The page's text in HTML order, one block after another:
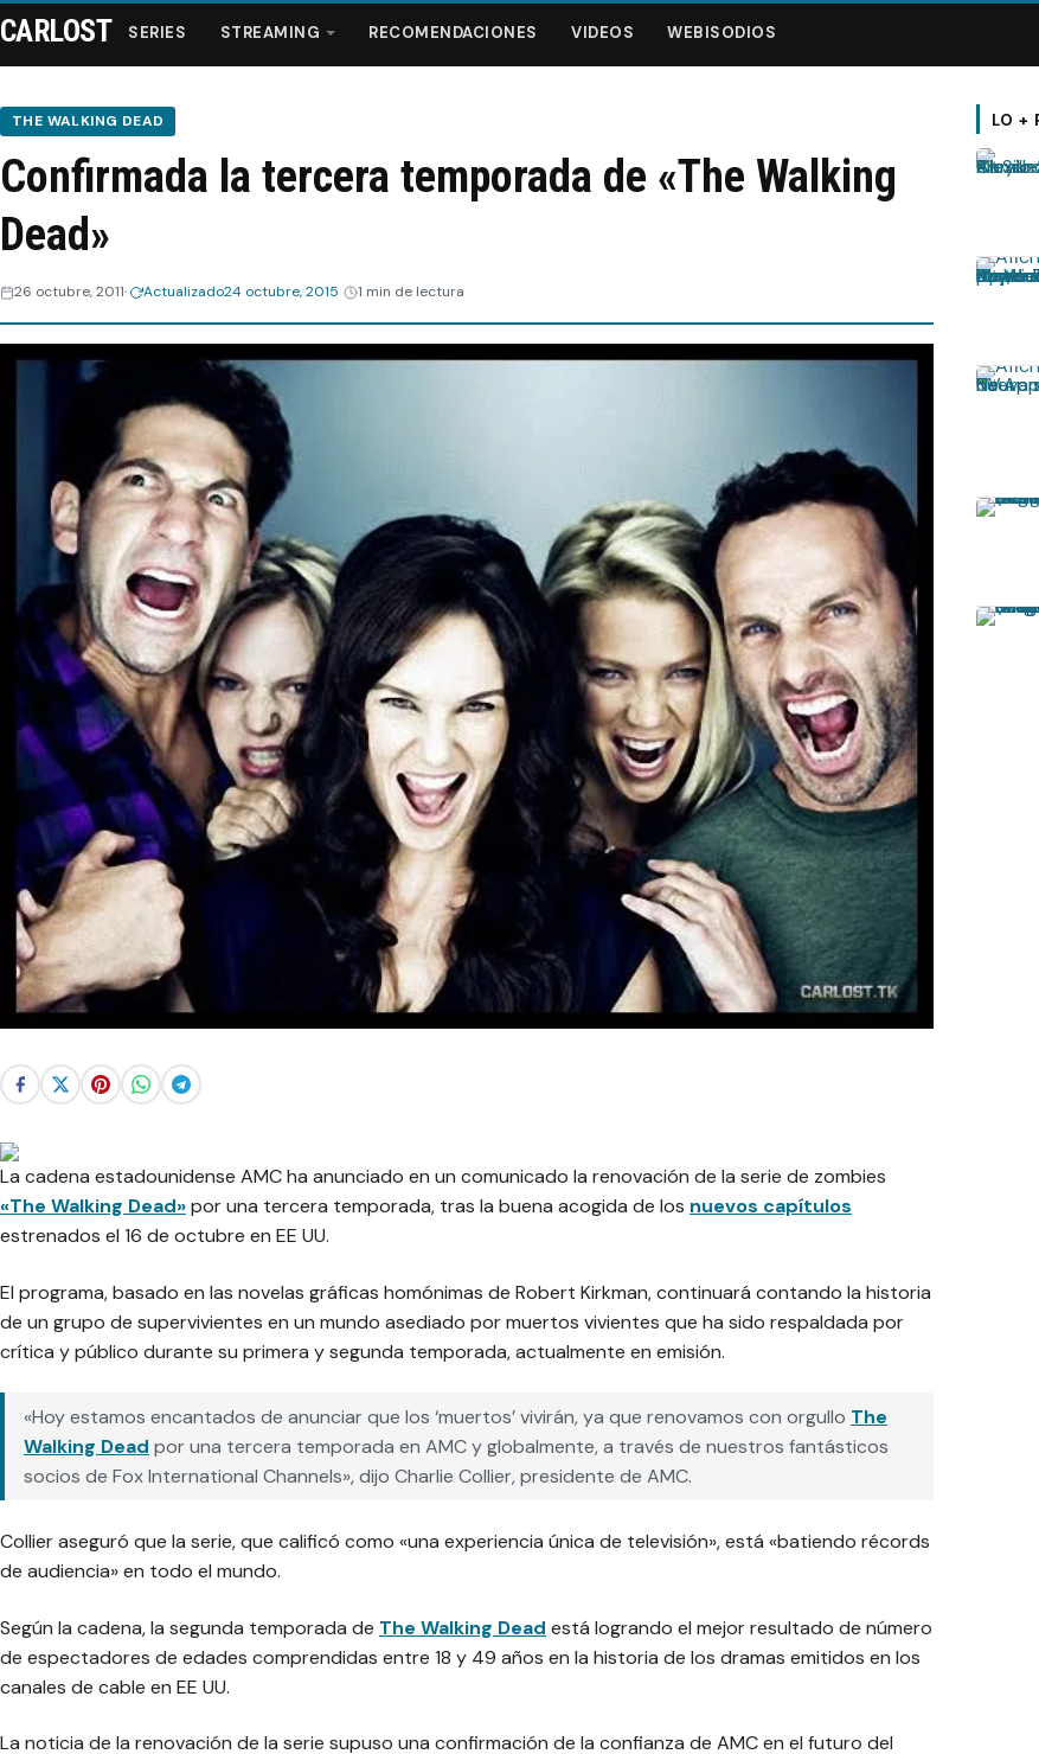
Series
Streaming
Videos
Webisodios
CARLOST SERIES STREAMING RECOMENDACIONES VIDEOS WEBISODIOS
THE WALKING DEAD
Confirmada la tercera temporada de «The Walking
Dead»
26 octubre, 2011 Actualizado24 octubre, 2015 1 min de lectura
La cadena estadounidense AMC ha anunciado en un comunicado la renovación de la serie de zombies
«The Walking Dead»por una tercera temporada, tras la buena acogida de los nuevos capítulos
estrenados el 16 de octubre en EE UU.
El programa, basado en las novelas gráficas homónimas de Robert Kirkman, continuará contando la historia
de un grupo de supervivientes en un mundo asediado por muertos vivientes que ha sido respaldada por
crítica y público durante su primera y segunda temporada, actualmente en emisión.
«Hoy estamos encantados de anunciar que los ‘muertos’ vivirán, ya que renovamos con orgullo The
Walking Dead por una tercera temporada en AMC y globalmente, a través de nuestros fantásticos
socios de Fox International Channels», dijo Charlie Collier, presidente de AMC.
Collier aseguró que la serie, que calificó como «una experiencia única de televisión», está «batiendo récords
de audiencia» en todo el mundo.
Según la cadena, la segunda temporada de The Walking Dead está logrando el mejor resultado de número
de espectadores de edades comprendidas entre 18 y 49 años en la historia de los dramas emitidos en los
canales de cable en EE UU.
La noticia de la renovación de la serie supuso una confirmación de la confianza de AMC en el futuro del
LO +